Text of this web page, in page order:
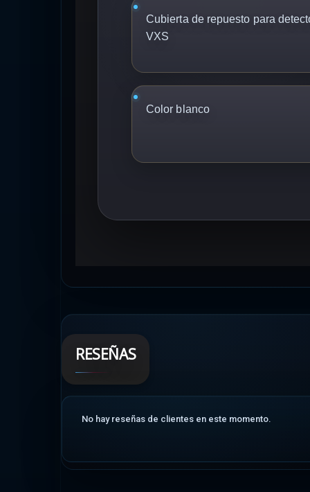
Cubierta de repuesto para
VXS
Color blanco
RESEÑAS
No hay reseñas de clientes en este momento.